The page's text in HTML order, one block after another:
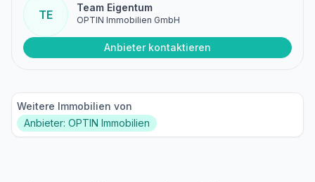
TE
Team Eigentum
OPTIN Immobilien GmbH
Anbieter kontaktieren
Weitere Immobilien von
Anbieter: OPTIN Immobilien